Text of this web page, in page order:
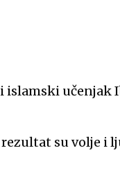
islamski
su volje i